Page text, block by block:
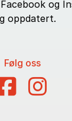
og
oppdatert.
Følg oss